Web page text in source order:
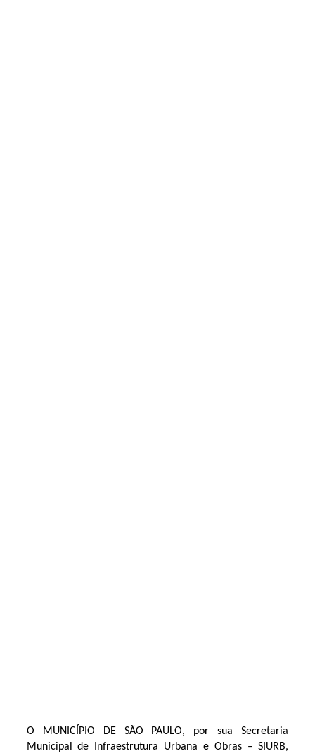
O MUNICÍPIO DE SÃO PAULO, por sua Secretaria
Municipal de Infraestrutura Urbana e Obras – SIURB,